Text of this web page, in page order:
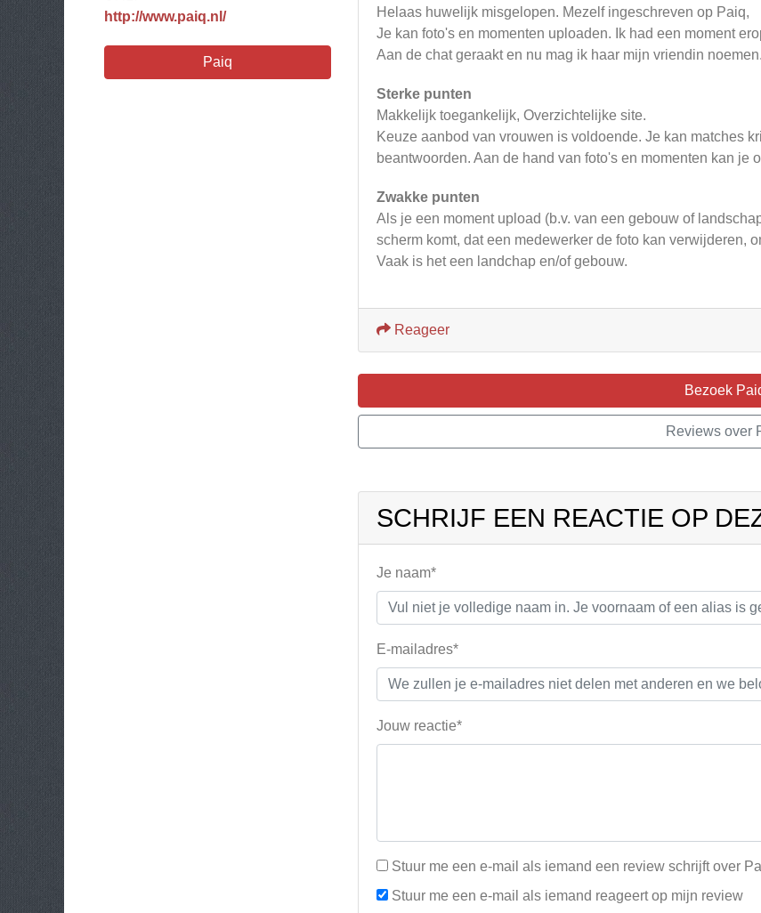
http://www.paiq.nl/
Paiq
Helaas huwelijk misgelopen. Mezelf ingeschreven op Paiq,
Je kan foto's en momenten uploaden. Ik had een moment
Aan de chat geraakt en nu mag ik haar mijn vriendin noemen.
Sterke punten
Makkelijk toegankelijk, Overzichtelijke site.
Keuze aanbod van vrouwen is voldoende. Je kan matches
beantwoorden. Aan de hand van foto's en momenten kan je
Zwakke punten
Als je een moment upload (b.v. van een gebouw of
scherm komt, dat een medewerker de foto kan verwijderen,
Vaak is het een landchap en/of gebouw.
Reageer
Bezoek
Reviews over
SCHRIJF EEN REACTIE OP
Je naam*
E-mailadres*
Jouw reactie*
Stuur me een e-mail als iemand een review schrijft over
Stuur me een e-mail als iemand reageert op mijn review